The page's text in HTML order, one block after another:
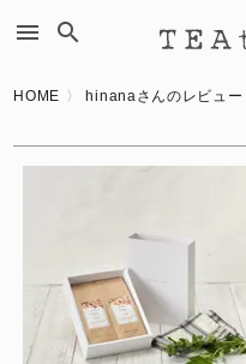
menu search
HOME hinanaさんのレビュー